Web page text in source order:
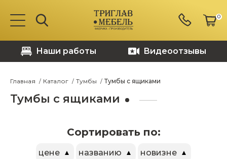
0
Наши работы Видеоотзывы
Главная Каталог Тумбы Тумбы с ящиками
Тумбы с ящиками
Сортировать по:
цене названию новизне